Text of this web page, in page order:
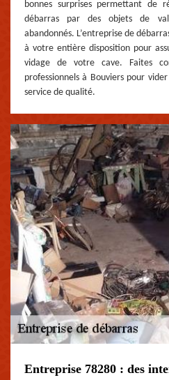
bonnes surprises permettant de
débarras par des objets de
abandonnés. L’entreprise de
à votre entière disposition pour
vidage de votre cave. Faites
professionnels à Bouviers pour
service de qualité.
Entreprise 78280 : des